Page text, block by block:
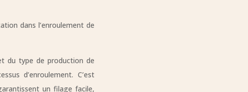
dans l’enroulement de
du type de production de
d’enroulement. C’est
un filage facile,